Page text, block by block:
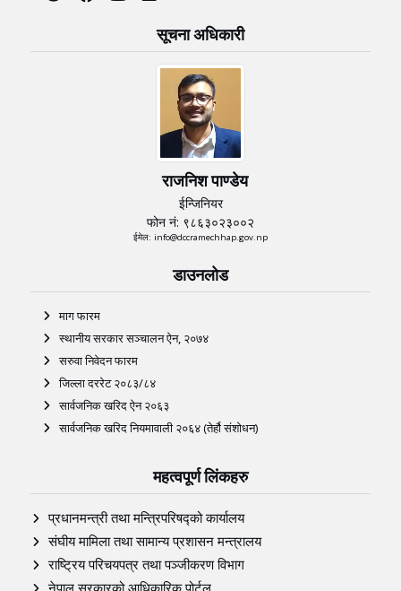
सूचना अधिकारी
राजनिश पाण्डेय
ईन्जिनियर
फोन नं: ९८६३०२३००२
ईमेल: info@dccramechhap.gov.np
डाउनलोड
माग फारम
स्थानीय सरकार सञ्चालन ऐन, २०७४
सरुवा निवेदन फारम
जिल्ला दररेट २०८३/८४
सार्वजनिक खरिद ऐन २०६३
सार्वजनिक खरिद नियमावाली २०६४ (तेर्हौ संशोधन)
महत्वपूर्ण लिंकहरु
प्रधानमन्त्री तथा मन्त्रिपरिषद्को कार्यालय
संघीय मामिला तथा सामान्य प्रशासन मन्त्रालय
राष्ट्रिय परिचयपत्र तथा पञ्‍जीकरण विभाग
नेपाल सरकारको आधिकारिक पोर्टल